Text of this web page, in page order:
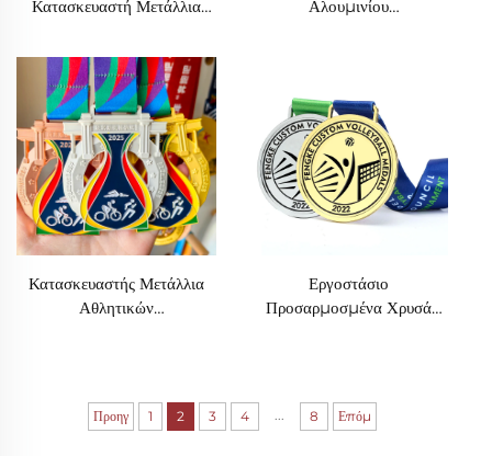
Κατασκευαστή Μετάλλια
Τρέξιμο Ποδόσφαιρο
Κολύμβηση Αθλητικά
Μετάλλια
Αλουμινίου
Αγώνες Δρόμου Αθλητικά
Βραβεία
Κατασκευαστής Μετάλλια
Αθλητικών
Ποδήλατο Ισορροπίας
Εργοστάσιο
Προσαρμοσμένα Χρυσά
Ποδοσφαίρου Βόλεϊ Με
Κορδόνι
Προηγ 1 2 3 4 ... 8 Επόμ